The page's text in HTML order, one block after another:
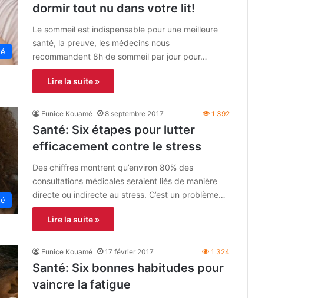
dormir tout nu dans votre lit!
Le sommeil est indispensable pour une meilleure
santé, la preuve, les médecins nous
recommandent 8h de sommeil par jour pour…
Lire la suite »
Eunice Kouamé 8 septembre 2017 1 392
Santé: Six étapes pour lutter
efficacement contre le stress
Des chiffres montrent qu’environ 80% des
consultations médicales seraient liés de manière
directe ou indirecte au stress. C’est un problème…
Lire la suite »
Eunice Kouamé 17 février 2017 1 324
Santé: Six bonnes habitudes pour
vaincre la fatigue